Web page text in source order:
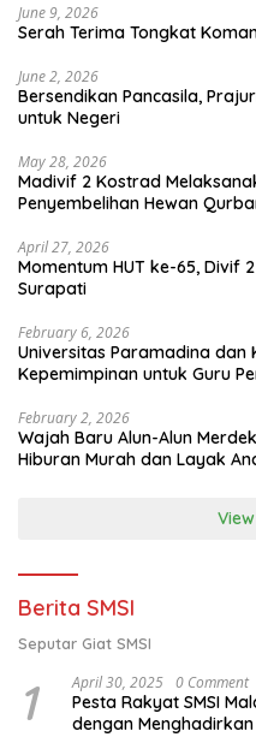
June 9, 2026
Serah Terima Tongkat
June 2, 2026
Bersendikan Pancasila,
untuk Negeri
May 28, 2026
Madivif 2 Kostrad
Penyembelihan Hewan
April 27, 2026
Momentum HUT ke-65, Divif
Surapati
February 6, 2026
Universitas Paramadina dan
Kepemimpinan untuk Guru
February 2, 2026
Wajah Baru Alun-Alun
Hiburan Murah dan Layak
Berita SMSI
Seputar Giat SMSI
1 April 30, 2025 0 Comment
Pesta Rakyat SMSI
dengan